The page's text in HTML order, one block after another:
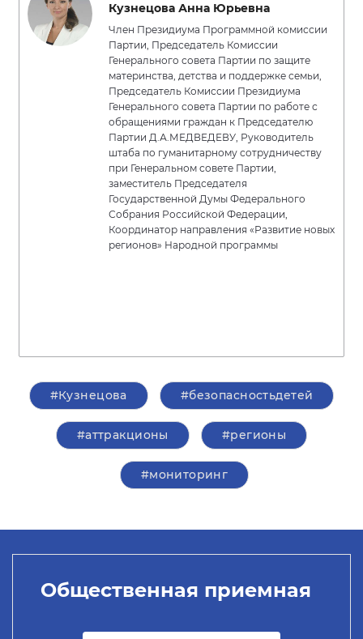
Кузнецова Анна Юрьевна
Член Президиума Программной комиссии
Партии, Председатель Комиссии
Генерального совета Партии по защите
материнства, детства и поддержке семьи,
Председатель Комиссии Президиума
Генерального совета Партии по работе с
обращениями граждан к Председателю
Партии Д.А.МЕДВЕДЕВУ, Руководитель
штаба по гуманитарному сотрудничеству
при Генеральном совете Партии,
заместитель Председателя
Государственной Думы Федерального
Собрания Российской Федерации,
Координатор направления «Развитие новых
регионов» Народной программы
#Кузнецова #безопасностьдетей
#аттракционы #регионы
#мониторинг
Общественная приемная